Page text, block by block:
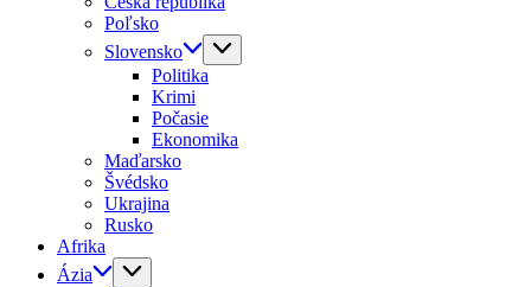
Poľsko
Slovensko
Politika
Krimi
Počasie
Ekonomika
Maďarsko
Švédsko
Ukrajina
Rusko
Afrika
Ázia